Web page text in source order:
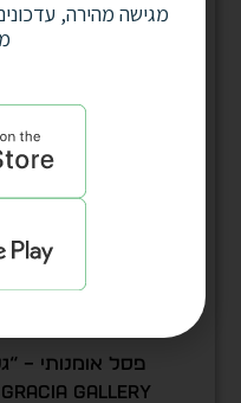
פסל אומנותי –
GRACIA GALLERY גובה 31 ס”מ דגם 3530
מגישה מהירה,